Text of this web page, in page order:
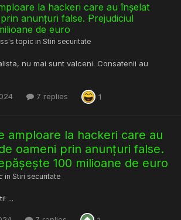
la hackeri care au înșelat
anunțuri false. Prejudiciul
de euro
's topic in Stiri securitate
nu mai sunt valceni. Consatenii au
7 replies 1
amploare la hackeri care au
oameni prin anunțuri false.
100 milioane de euro
in Stiri securitate
...